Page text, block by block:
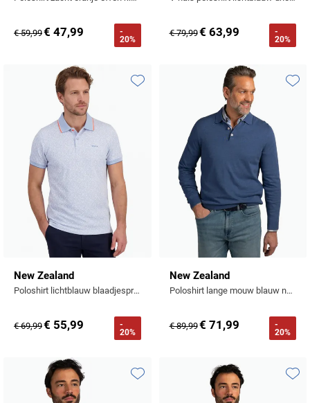
€ 59,99€ 47,99
-
20%
€ 79,99€ 63,99
-
20%
New Zealand
Poloshirt lichtblauw blaadjesprint katoen
€ 69,99€ 55,99
-
20%
Toevoegen aan favorieten
New Zealand
Poloshirt lange mouw blauw normale fit 3 knoopjes
€ 89,99€ 71,99
-
20%
Toevoegen aan favorieten